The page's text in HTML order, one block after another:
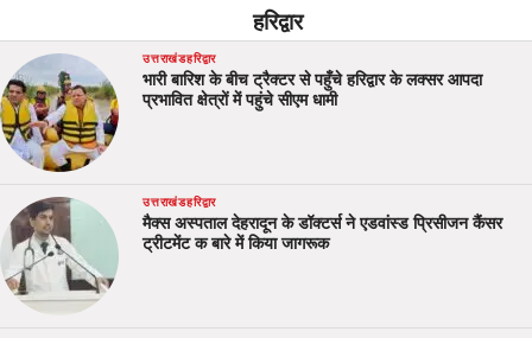
हरिद्वार
उत्तराखंडहरिद्वार
भारी बारिश के बीच ट्रैक्टर से पहुँचे हरिद्वार के लक्सर आपदा
प्रभावित क्षेत्रों में पहुंचे सीएम धामी
उत्तराखंडहरिद्वार
मैक्स अस्पताल देहरादून के डॉक्टर्स ने एडवांस्ड प्रिसीजन कैंसर
ट्रीटमेंट क बारे में किया जागरूक